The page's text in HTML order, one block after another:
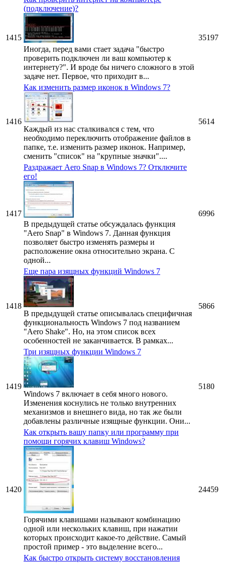
1415
(подключение)?
Иногда, перед вами стает задача "быстро
проверить подключен ли ваш компьютер к
интернету?". И вроде бы ничего сложного в этой
задаче нет. Первое, что приходит в...
35197
1416
Как изменить размер иконок в Windows 7?
Каждый из нас сталкивался с тем, что
необходимо переключить отображение файлов в
папке, т.е. изменить размер иконок. Например,
сменить "список" на "крупные значки"....
5614
1417
Раздражает Aero Snap в Windows 7? Отключите
его!
В предыдущей статье обсуждалась функция
"Aero Snap" в Windows 7. Данная функция
позволяет быстро изменять размеры и
расположение окна относительно экрана. С
одной...
6996
1418
Еще пара изящных функций Windows 7
В предыдущей статье описывалась специфичная
функциональность Windows 7 под названием
"Aero Shake". Но, на этом список всех
особенностей не заканчивается. В рамках...
5866
1419
Три изящных функции Windows 7
Windows 7 включает в себя много нового.
Изменения коснулись не только внутренних
механизмов и внешнего вида, но так же были
добавлены различные изящные функции. Они...
5180
1420
Как открыть вашу папку или программу при
помощи горячих клавиш Windows?
Горячими клавишами называют комбинацию
одной или нескольких клавиш, при нажатии
которых происходит какое-то действие. Самый
простой пример - это выделение всего...
24459
Как быстро открыть систему восстановления